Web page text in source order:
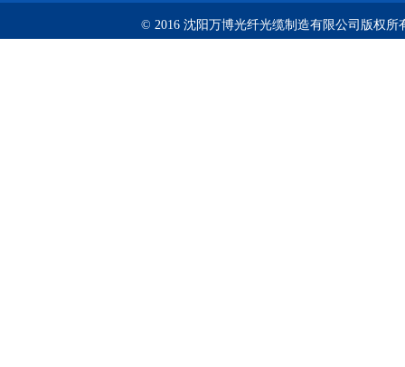
© 2016 沈阳万博光纤光缆制造有限公司版权所